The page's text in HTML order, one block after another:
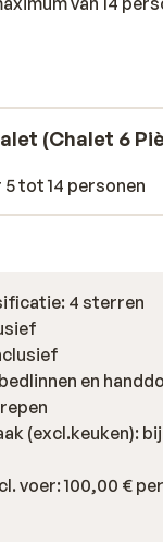
en
een actieve dag
in de jacuzzi of
haard. Het
ongeveer 500
vind je diverse
extra
(Chalet 6
tot 14 personen
4 sterren
en
(excl.keuken):
voer: 100,00 €